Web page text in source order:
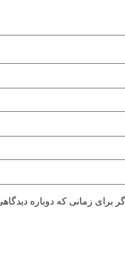
برای زمانی که دوباره